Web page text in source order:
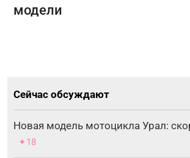
модели
Сейчас обсуждают
Новая модель мотоцикла Урал:
✦18